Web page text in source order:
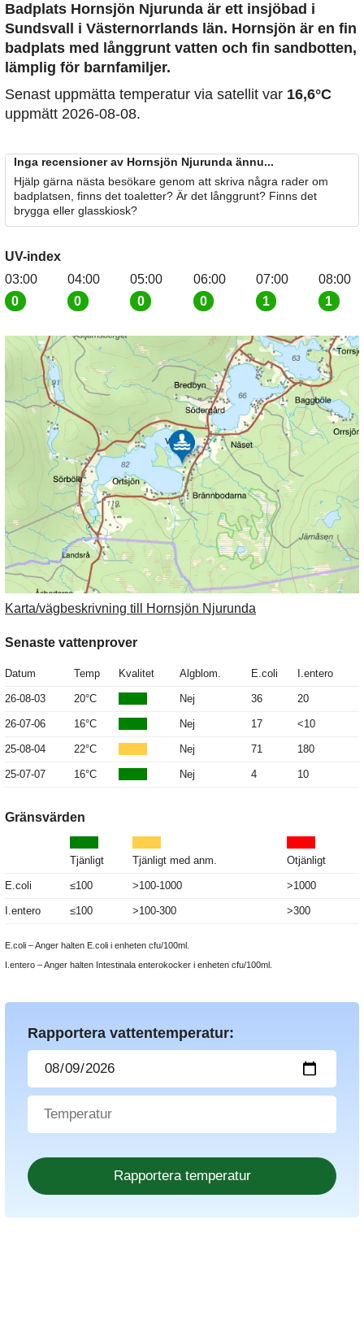
Badplats Hornsjön Njurunda är ett insjöbad i
Sundsvall i Västernorrlands län. Hornsjön är en fin
badplats med långgrunt vatten och fin sandbotten,
lämplig för barnfamiljer.
Senast uppmätta temperatur via satellit var 16,6°C
uppmätt 2026-08-08.
Inga recensioner av Hornsjön Njurunda ännu...
Hjälp gärna nästa besökare genom att skriva några rader om
badplatsen, finns det toaletter? Är det långgrunt? Finns det
brygga eller glasskiosk?
UV-index
03:00
0
04:00
0
05:00
0
06:00
0
07:00
1
08:00
1
Karta/vägbeskrivning till Hornsjön Njurunda
Senaste vattenprover
Datum Temp Kvalitet Algblom. E.coli I.entero
26-08-03 20°C Nej 36 20
26-07-06 16°C Nej 17 <10
25-08-04 22°C Nej 71 180
25-07-07 16°C Nej 4 10
Gränsvärden
Tjänligt Tjänligt med anm. Otjänligt
E.coli ≤100 >100-1000 >1000
I.entero ≤100 >100-300 >300
E.coli – Anger halten E.coli i enheten cfu/100ml.
I.entero – Anger halten Intestinala enterokocker i enheten cfu/100ml.
Rapportera vattentemperatur: